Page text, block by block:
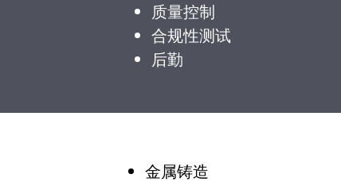
质量控制
合规性测试
后勤
金属铸造